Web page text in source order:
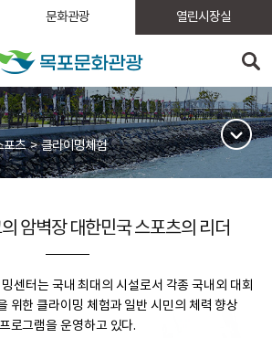
문화관광 열린시장실
포츠>클라이밍체험
암벽장 대한민국 스포츠의 리더
센터는 국내 최대의 시설로서 각종 국내외 대회
위한 클라이밍 체험과 일반 시민의 체력 향상
프로그램을 운영하고 있다.